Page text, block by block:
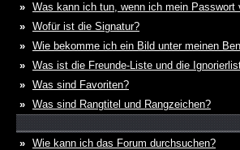
» Was kann ich tun, wenn ich mein Passwort
» Wofür ist die Signatur?
» Wie bekomme ich ein Bild unter meinen
» Was ist die Freunde-Liste und die
» Was sind Favoriten?
» Was sind Rangtitel und Rangzeichen?
» Wie kann ich das Forum durchsuchen?